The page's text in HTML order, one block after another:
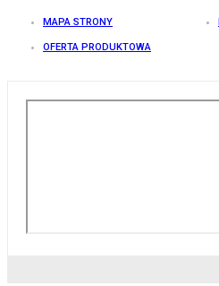
MAPA STRONY
OFERTA PRODUKTOWA